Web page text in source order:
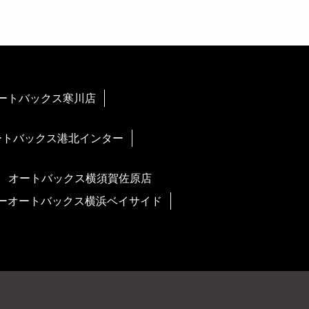
トバックス寒川店
バックス港北インター
オートバックス横須賀佐原店
オートバックス横浜ベイサイド